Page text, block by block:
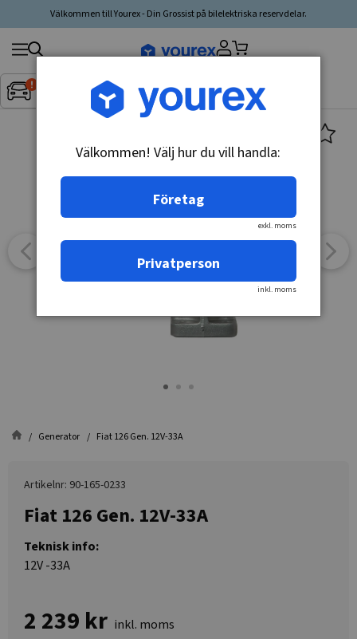
Välkommen till Yourex - Din Grossist på bilelektriska reservdelar.
Inget fordon valt▼
Sök
produkt,
tillverkare,
Generator Fiat 126 Gen. 12V-33A
Artikelnr: 90-165-0233
Fiat 126 Gen. 12V-33A
Teknisk info:
12V -33A
2 239 kr inkl. moms
Välkommen! Välj hur du vill handla:
Företag
exkl. moms
Privatperson
inkl. moms